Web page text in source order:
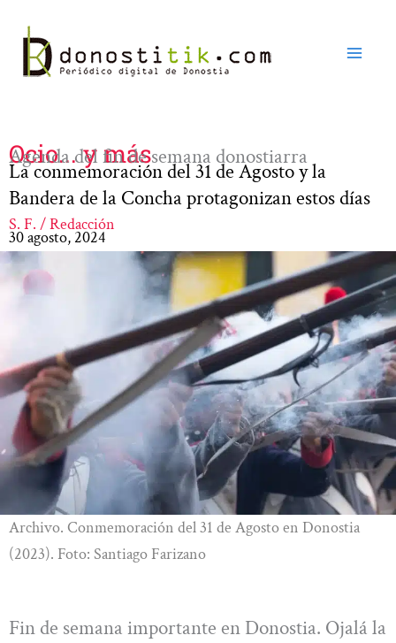
contenido
Ocio... y más
Agenda del fin de semana donostiarra
La conmemoración del 31 de Agosto y la
Bandera de la Concha protagonizan estos días
S. F. / Redacción
30 agosto, 2024
Archivo. Conmemoración del 31 de Agosto en Donostia
(2023). Foto: Santiago Farizano
Fin de semana importante en Donostia. Ojalá la